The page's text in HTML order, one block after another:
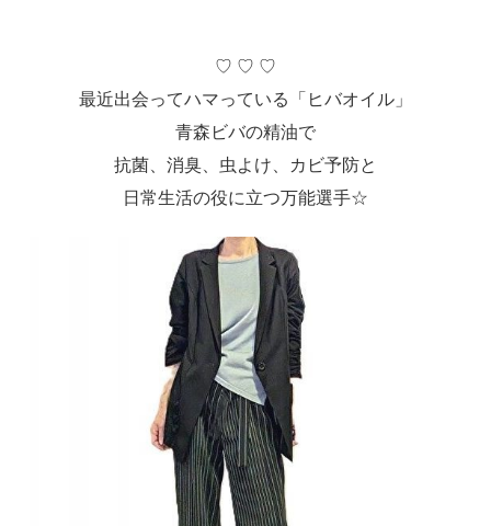
♡ ♡ ♡
最近出会ってハマっている「ヒバオイル」
青森ビバの精油で
抗菌、消臭、虫よけ、カビ予防と
日常生活の役に立つ万能選手☆